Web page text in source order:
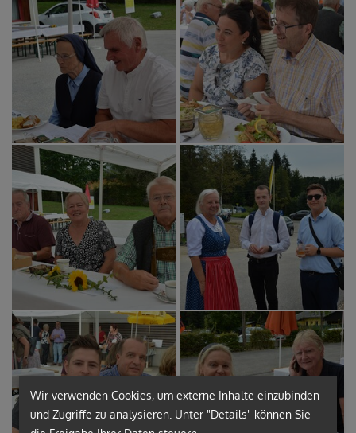
Wir verwenden Cookies, um externe Inhalte einzubinden
und Zugriffe zu analysieren. Unter "Details" können Sie